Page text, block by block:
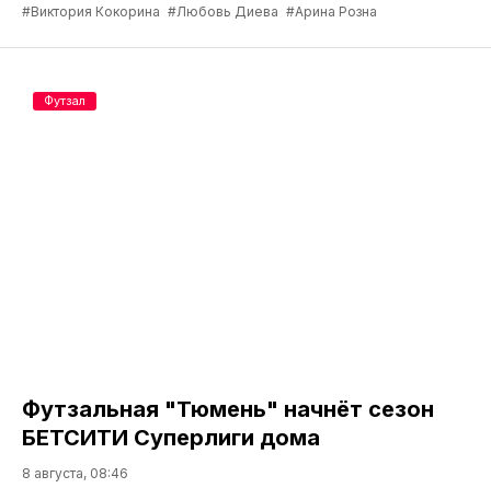
#Виктория Кокорина #Любовь Диева #Арина Розна
Футзальная "Тюмень" начнёт сезон
БЕТСИТИ Суперлиги дома
8 августа, 08:46
Футзал